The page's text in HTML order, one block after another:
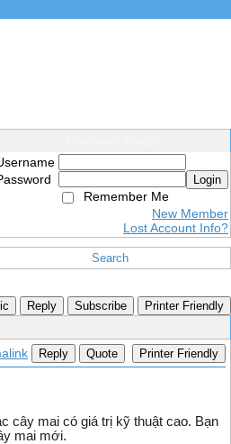
Login
Remember Me
New Member
Lost Account Info?
Search
Reply Subscribe Printer Friendly
Reply Quote Printer Friendly
cây mai có giá trị kỹ thuật cao. Bạn
mai mới.